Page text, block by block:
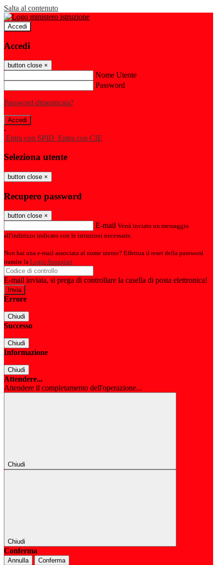
Salta al contenuto
Accedi
Accedi
button close ×
Nome Utente
Password
Password dimenticata?
-
Entra con SPID Entra con CIE
Seleziona utente
button close ×
Recupero password
button close ×
E-mail Verrà inviato un messaggio
all'indirizzo indicato con le istruzioni necessarie.
Non hai una e-mail associata al nome utente? Effettua il reset della password
tramite la Login Spaggiari
E-mail inviata, si prega di controllare la casella di posta elettronica!
Errore
Chiudi
Successo
Chiudi
Informazione
Chiudi
Attendere...
Attendere il completamento dell'operazione...
Chiudi
Chiudi
Conferma
Annulla Conferma